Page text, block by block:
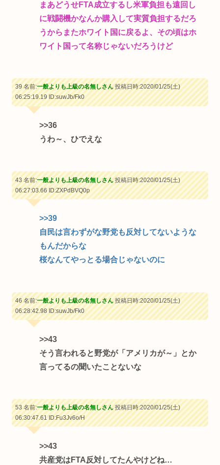
まあどうせFTA成立するし米軍負担も遠回し
に戦闘機かなんか購入して実質負担するだろ
うからまたホワイト国に戻るよ、その頃はホ
ワイト国って名称じゃないだろうけど
39 名前:一般よりも上級の名無しさん投稿日時:2020/01/25(土)
06:25:19.19ID:suwJb/Fk0
>>36
うわ～、ひでえな
43 名前:一般よりも上級の名無しさん投稿日時:2020/01/25(土)
06:27:03.66ID:ZXPdBVQ0p
>>39
自民は言わずがな野党も反対してないような
もんだからな
桜なんてやっとる場合じゃないのに
46 名前:一般よりも上級の名無しさん投稿日時:2020/01/25(土)
06:28:42.98ID:suwJb/Fk0
>>43
そう言われると野党が「アメリカが～」とか
言ってるの聞いたことないな
53 名前:一般よりも上級の名無しさん投稿日時:2020/01/25(土)
06:30:47.61ID:Fu3Jv6o/H
>>43
共産党はFTA反対してたんやけどね…